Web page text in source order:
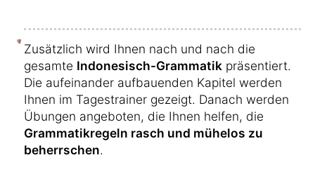
Zusätzlich wird Ihnen nach und nach die
gesamte Indonesisch-Grammatik präsentiert.
Die aufeinander aufbauenden Kapitel werden
Ihnen im Tagestrainer gezeigt. Danach werden
Übungen angeboten, die Ihnen helfen, die
Grammatikregeln rasch und mühelos zu
beherrschen.